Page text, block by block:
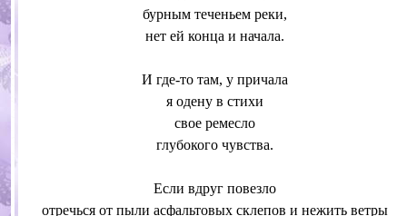
бурным теченьем реки,
нет ей конца и начала.
И где-то там, у причала
я одену в стихи
свое ремесло
глубокого чувства.
Если вдруг повезло
отречься от пыли асфальтовых склепов и нежить ветры